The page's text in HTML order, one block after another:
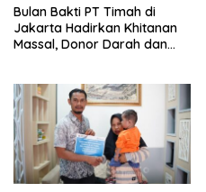
Bulan Bakti PT Timah di
Jakarta Hadirkan Khitanan
Massal, Donor Darah dan